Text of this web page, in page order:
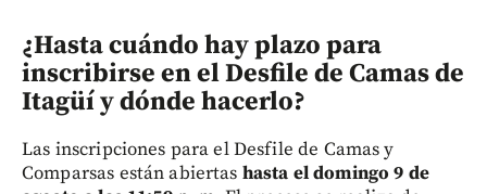
¿Hasta cuándo hay plazo para
inscribirse en el Desfile de Camas de
Itagüí y dónde hacerlo?
Las inscripciones para el Desfile de Camas y
Comparsas están abiertas hasta el domingo 9 de